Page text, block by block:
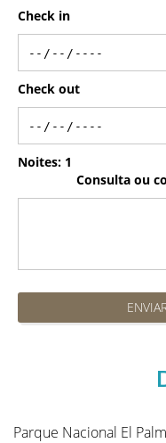
Check in
Check out
Noites: 1
Consulta ou
Parque Nacional El